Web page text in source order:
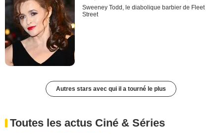
Sweeney Todd, le diabolique barbier de Fleet
Street
Autres stars avec qui il a tourné le plus
Toutes les actus Ciné & Séries